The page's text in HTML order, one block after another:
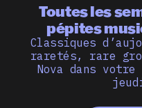
Toutes les
pépites
Classiques
raretés, rare
Nova dans